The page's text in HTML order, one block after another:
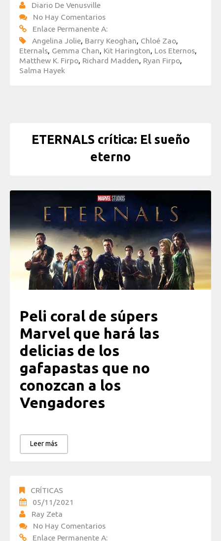
Diario De Venusville
No Hay Comentarios
Enlace Permanente A:
Angelina Jolie, Barry Keoghan, Chloé Zao,
Eternals, Gemma Chan, Kit Harington, Los Eternos,
Matthew K. Firpo, Richard Madden, Ryan Firpo,
Salma Hayek
ETERNALS crítica: El sueño
eterno
Peli coral de súpers
Marvel que hará las
delicias de los
gafapastas que no
conozcan a los
Vengadores
Leer más
CRÍTICAS
05/11/2021
Ray Zeta
No Hay Comentarios
Enlace Permanente A: